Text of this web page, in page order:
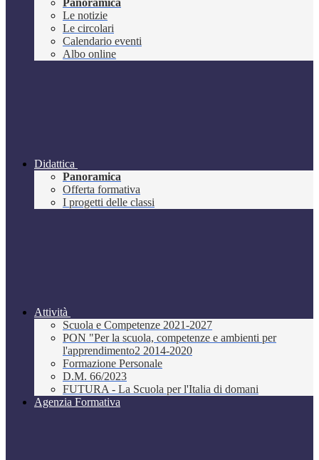
Panoramica
Le notizie
Le circolari
Calendario eventi
Albo online
Didattica
Panoramica
Offerta formativa
I progetti delle classi
Attività
Scuola e Competenze 2021-2027
PON "Per la scuola, competenze e ambienti per
l'apprendimento2 2014-2020
Formazione Personale
D.M. 66/2023
FUTURA - La Scuola per l'Italia di domani
Agenzia Formativa